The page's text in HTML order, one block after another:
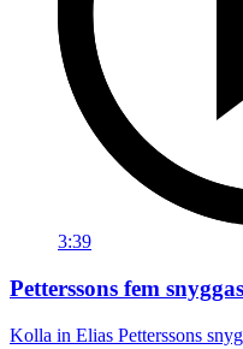
3:39
Petterssons fem
Kolla in Elias Petterssons